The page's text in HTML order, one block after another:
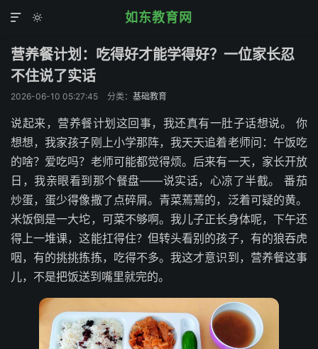
如东教育网


营养餐计划：吃得好才能学得好？一位家长忍
不住说了实话
2026-06-10 05:27:45 分类： 基础教育
说起来，营养餐计划这回事，我还真有一肚子话想说。 你
想想，我家孩子刚上小学那阵，我天天追着老师问：午饭吃
的啥？爱吃吗？老师可能都觉得烦。后来有一天，家长开放
日，我亲眼看到那个餐盘——说实话，心凉了半截。 番茄
炒蛋，蛋少得像撒了点碎屑。青菜蔫蔫的，泛着可疑的黄。
米饭倒是一大坨，可菜不够啊。我儿子正长身体呢，下午还
得上一堆课，这能扛得住？但转头看别的孩子，有的狼吞虎
咽，有的挑挑拣拣，吃得不多。我这才意识到，营养餐这事
儿，不是把饭送到嘴里就完的。